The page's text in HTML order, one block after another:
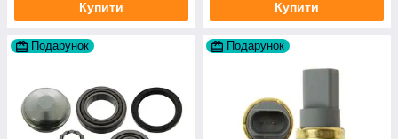
Купити Купити
Подарунок Подарунок